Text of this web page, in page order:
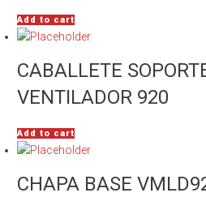
Add to cart
CABALLETE
VENTILADOR 920
Add to cart
CHAPA BASE